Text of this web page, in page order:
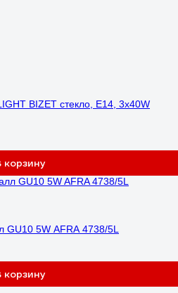
BIZET стекло, E14, 3х40W
корзину
GU10 5W AFRA 4738/5L
корзину